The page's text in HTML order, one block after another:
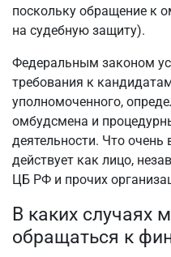
поскольку обращение к
на судебную защиту).
Федеральным законом
требования к
уполномоченного,
омбудсмена и
деятельности. Что
действует как лицо,
ЦБ РФ и прочих
В каких случаях
обращаться к